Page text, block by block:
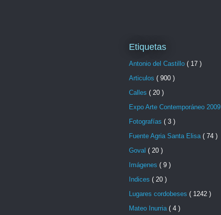
Etiquetas
Antonio del Castillo ( 17 )
Articulos ( 900 )
Calles ( 20 )
Expo Arte Contemporáneo 2009
Fotografías ( 3 )
Fuente Agria Santa Elisa ( 74 )
Goval ( 20 )
Imágenes ( 9 )
Indices ( 20 )
Lugares cordobeses ( 1242 )
Mateo Inurria ( 4 )